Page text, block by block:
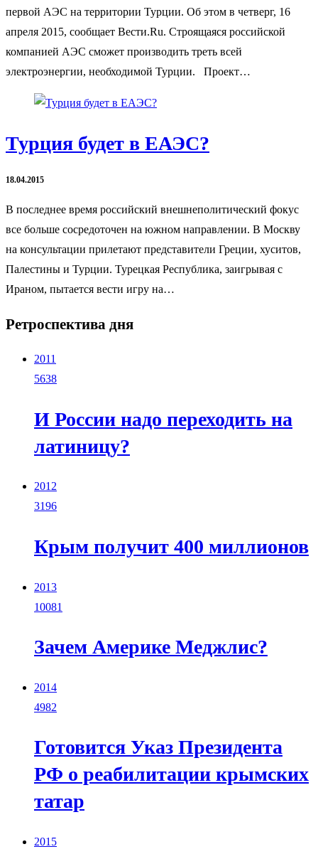
первой АЭС на территории Турции. Об этом в четверг, 16
апреля 2015, сообщает Вести.Ru. Строящаяся российской
компанией АЭС сможет производить треть всей
электроэнергии, необходимой Турции. Проект…
Турция будет в ЕАЭС?
18.04.2015
В последнее время российский внешнеполитический фокус
все больше сосредоточен на южном направлении. В Москву
на консультации прилетают представители Греции, хуситов,
Палестины и Турции. Турецкая Республика, заигрывая с
Ираном, пытается вести игру на…
Ретроспектива дня
2011
5638
И России надо переходить на
латиницу?
2012
3196
Крым получит 400 миллионов
2013
10081
Зачем Америке Меджлис?
2014
4982
Готовится Указ Президента
РФ о реабилитации крымских
татар
2015